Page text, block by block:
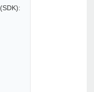
(SDK):